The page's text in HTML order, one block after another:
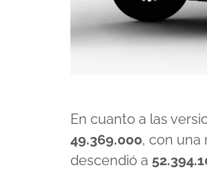
En cuanto a las
49.369.000, con una
descendió a